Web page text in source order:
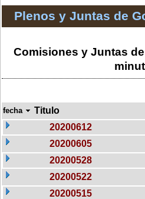
Plenos y Juntas de
Comisiones y Juntas
fecha Titulo
20200612
20200605
20200528
20200522
20200515